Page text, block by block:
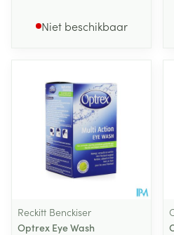
Niet beschikbaar
Reckitt Benckiser
Optrex Eye Wash